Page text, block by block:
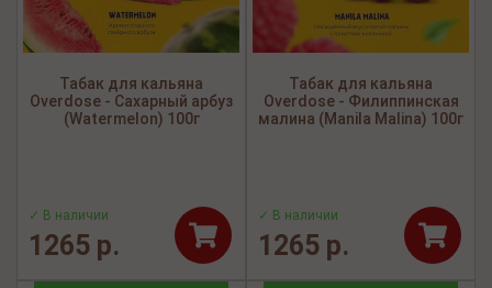
Табак для кальяна
Overdose - Сахарный арбуз
(Watermelon) 100г
✓ В наличии
1265 р.
Табак для кальяна
Overdose - Филиппинская
малина (Manila Malina) 100г
✓ В наличии
1265 р.